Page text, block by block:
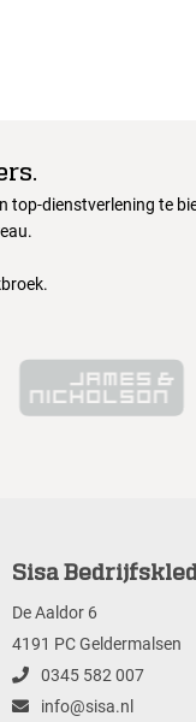
top-dienstverlening te
Sisa
De Aaldor 6
4191 PC Geldermalsen
0345 582 007
info@sisa.nl